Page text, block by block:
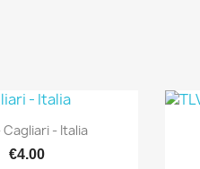
Quick view
Cagliari - Italia
€4.00